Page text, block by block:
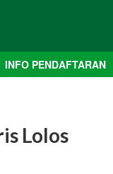
INFO PENDAFTARAN
Lolos